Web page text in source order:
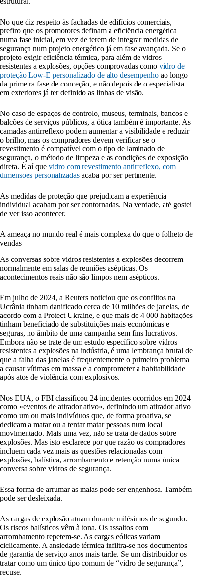
No que diz respeito às fachadas de edifícios comerciais,
prefiro que os promotores definam a eficiência energética
numa fase inicial, em vez de terem de integrar medidas de
segurança num projeto energético já em fase avançada. Se o
projeto exigir eficiência térmica, para além de vidros
resistentes a explosões, opções comprovadas como vidro de
proteção Low-E personalizado de alto desempenho ao longo
da primeira fase de conceção, e não depois de o especialista
em exteriores já ter definido as linhas de visão.
No caso de espaços de controlo, museus, terminais, bancos e
balcões de serviços públicos, a ótica também é importante. As
camadas antirreflexo podem aumentar a visibilidade e reduzir
o brilho, mas os compradores devem verificar se o
revestimento é compatível com o tipo de laminado de
segurança, o método de limpeza e as condições de exposição
direta. É aí que vidro com revestimento antirreflexo, com
dimensões personalizadas acaba por ser pertinente.
As medidas de proteção que prejudicam a experiência
individual acabam por ser contornadas. Na verdade, até gostei
de ver isso acontecer.
A ameaça no mundo real é mais complexa do que o folheto de
vendas
As conversas sobre vidros resistentes a explosões decorrem
normalmente em salas de reuniões asépticas. Os
acontecimentos reais não são limpos nem asépticos.
Em julho de 2024, a Reuters noticiou que os conflitos na
Ucrânia tinham danificado cerca de 10 milhões de janelas, de
acordo com a Protect Ukraine, e que mais de 4 000 habitações
tinham beneficiado de substituições mais económicas e
seguras, no âmbito de uma campanha sem fins lucrativos.
Embora não se trate de um estudo específico sobre vidros
resistentes a explosões na indústria, é uma lembrança brutal de
que a falha das janelas é frequentemente o primeiro problema
a causar vítimas em massa e a comprometer a habitabilidade
após atos de violência com explosivos.
Nos EUA, o FBI classificou 24 incidentes ocorridos em 2024
como «eventos de atirador ativo», definindo um atirador ativo
como um ou mais indivíduos que, de forma proativa, se
dedicam a matar ou a tentar matar pessoas num local
movimentado. Mais uma vez, não se trata de dados sobre
explosões. Mas isto esclarece por que razão os compradores
incluem cada vez mais as questões relacionadas com
explosões, balística, arrombamento e retenção numa única
conversa sobre vidros de segurança.
Essa forma de arrumar as malas pode ser engenhosa. Também
pode ser desleixada.
As cargas de explosão atuam durante milésimos de segundo.
Os riscos balísticos vêm à tona. Os assaltos com
arrombamento repetem-se. As cargas eólicas variam
ciclicamente. A ansiedade térmica infiltra-se nos documentos
de garantia de serviço anos mais tarde. Se um distribuidor os
tratar como um único tipo comum de “vidro de segurança”,
recuse.